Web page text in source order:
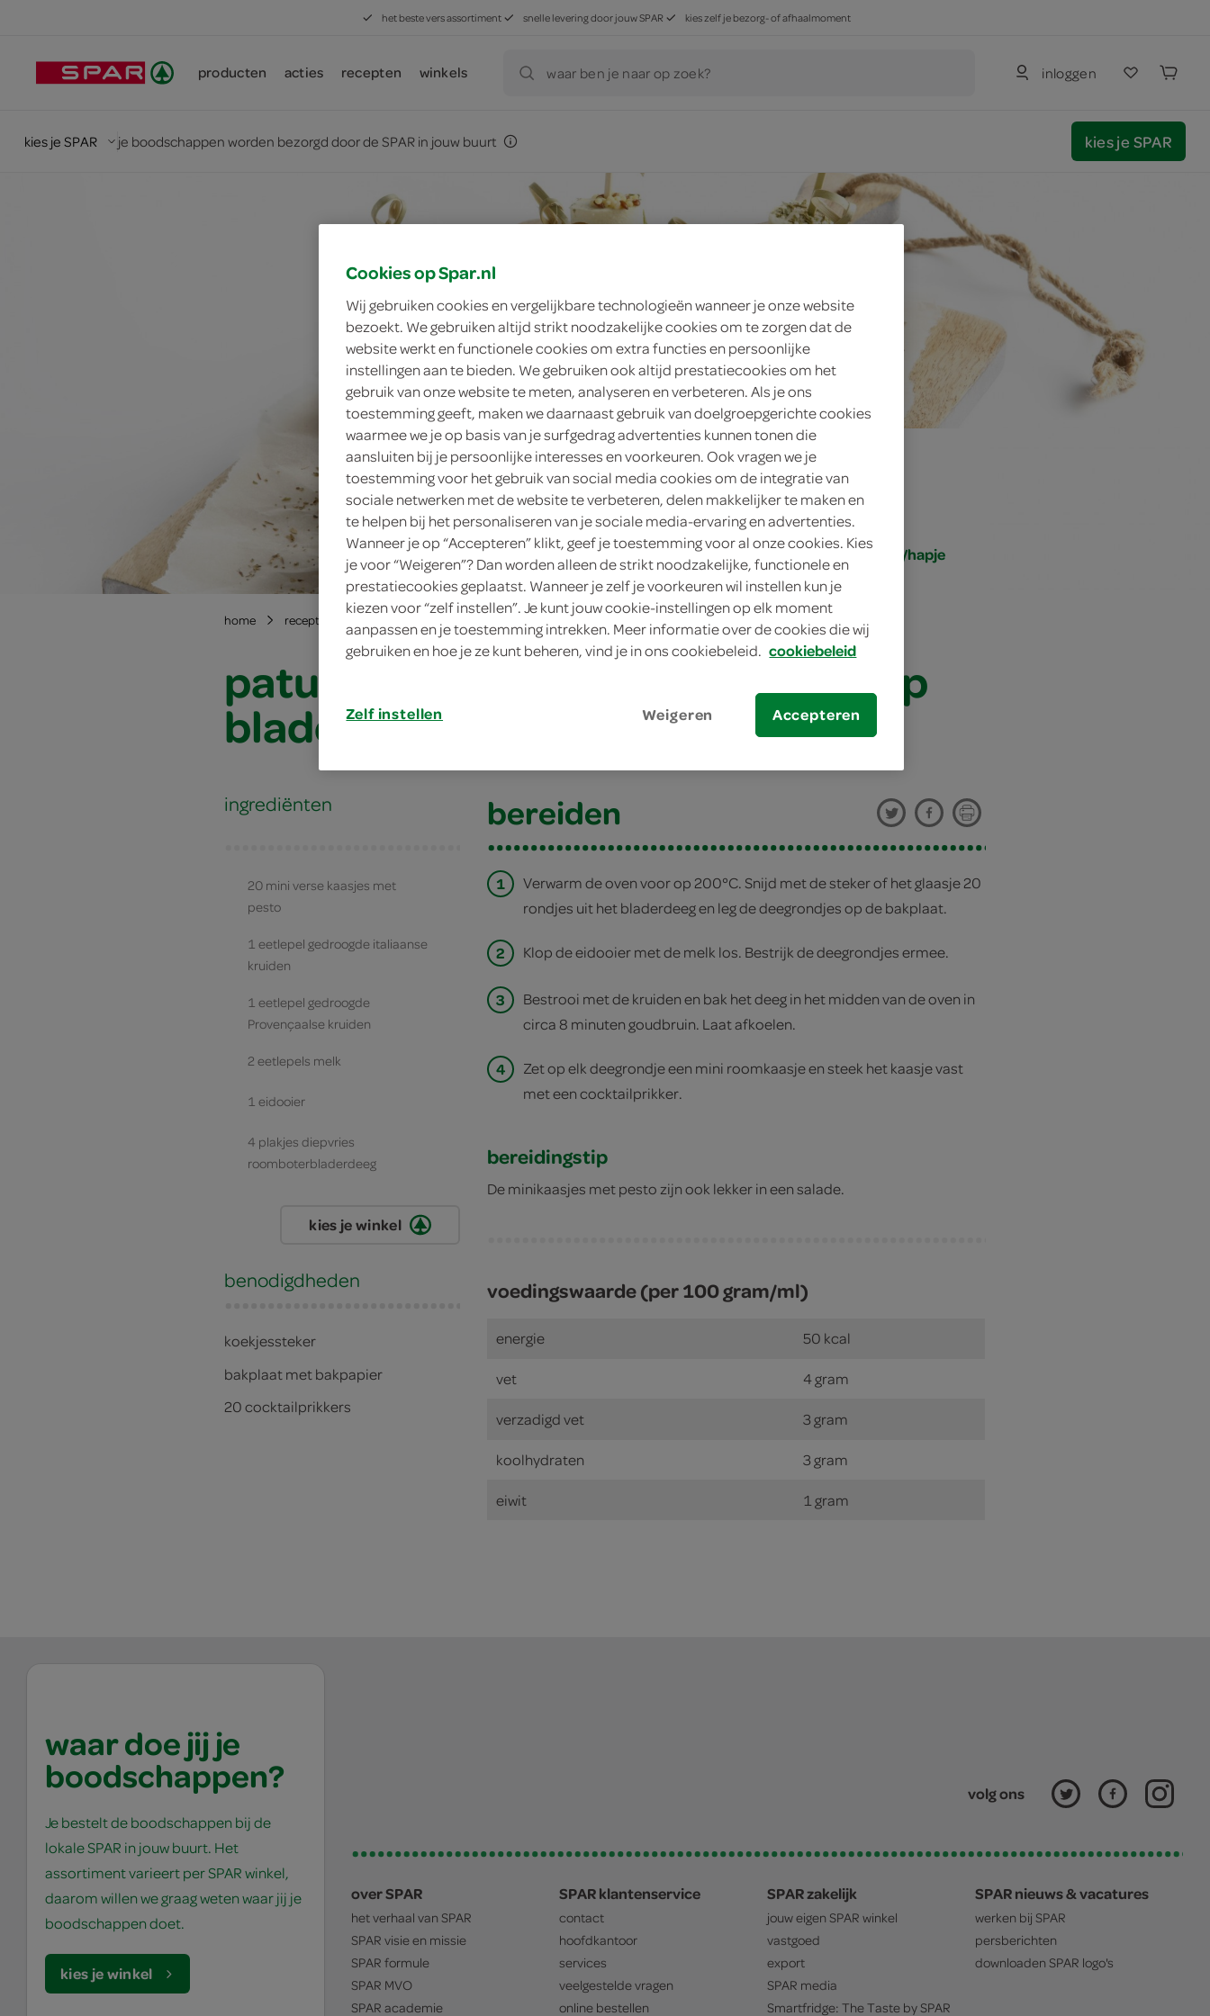
het beste vers assortiment snelle levering door jouw SPAR kies zelf je bezorg- of afhaalmoment
producten acties recepten winkels waar ben je naar op zoek? inloggen
kies je SPAR je boodschappen worden bezorgd door de SPAR in jouw buurt kies je SPAR
eenvoudig
20 min.
klein gerecht/snack, klein gerecht, klein gerecht/hapje
home recepten paturain minikaasjes met pesto op bladerdeeg
paturain minikaasjes met pesto op
bladerdeeg
ingrediënten
20 mini verse kaasjes met
pesto
1 eetlepel gedroogde italiaanse
kruiden
1 eetlepel gedroogde
Provençaalse kruiden
2 eetlepels melk
1 eidooier
4 plakjes diepvries
roomboterbladerdeeg
kies je winkel
benodigdheden
koekjessteker
bakplaat met bakpapier
20 cocktailprikkers
bereiden
1
Verwarm de oven voor op 200°C. Snijd met de steker of het glaasje 20
rondjes uit het bladerdeeg en leg de deegrondjes op de bakplaat.
2 Klop de eidooier met de melk los. Bestrijk de deegrondjes ermee.
3
Bestrooi met de kruiden en bak het deeg in het midden van de oven in
circa 8 minuten goudbruin. Laat afkoelen.
4
Zet op elk deegrondje een mini roomkaasje en steek het kaasje vast
met een cocktailprikker.
bereidingstip
De minikaasjes met pesto zijn ook lekker in een salade.
voedingswaarde (per 100 gram/ml)
energie 50 kcal
vet 4 gram
verzadigd vet 3 gram
koolhydraten 3 gram
eiwit 1 gram
waar doe jij je
boodschappen?
Je bestelt de boodschappen bij de
lokale SPAR in jouw buurt. Het
assortiment varieert per SPAR winkel,
daarom willen we graag weten waar jij je
boodschappen doet.
kies je winkel
volg ons
over SPAR
het verhaal van SPAR
SPAR visie en missie
SPAR formule
SPAR MVO
SPAR academie
SPAR klantenservice
contact
hoofdkantoor
services
veelgestelde vragen
online bestellen
SPAR zakelijk
jouw eigen SPAR winkel
vastgoed
export
SPAR media
Smartfridge: The Taste bySPAR
SPAR nieuws & vacatures
werken bij SPAR
persberichten
downloaden SPAR logo's
Cookies op Spar.nl
Wij gebruiken cookies en vergelijkbare technologieën wanneer je onze website
bezoekt. We gebruiken altijd strikt noodzakelijke cookies om te zorgen dat de
website werkt en functionele cookies om extra functies en persoonlijke
instellingen aan te bieden. We gebruiken ook altijd prestatiecookies om het
gebruik van onze website te meten, analyseren en verbeteren. Als je ons
toestemming geeft, maken we daarnaast gebruik van doelgroepgerichte cookies
waarmee we je op basis van je surfgedrag advertenties kunnen tonen die
aansluiten bij je persoonlijke interesses en voorkeuren. Ook vragen we je
toestemming voor het gebruik van social media cookies om de integratie van
sociale netwerken met de website te verbeteren, delen makkelijker te maken en
te helpen bij het personaliseren van je sociale media-ervaring en advertenties.
Wanneer je op “Accepteren” klikt, geef je toestemming voor al onze cookies. Kies
je voor “Weigeren”? Dan worden alleen de strikt noodzakelijke, functionele en
prestatiecookies geplaatst. Wanneer je zelf je voorkeuren wil instellen kun je
kiezen voor “zelf instellen”. Je kunt jouw cookie-instellingen op elk moment
aanpassen en je toestemming intrekken. Meer informatie over de cookies die wij
gebruiken en hoe je ze kunt beheren, vind je in ons cookiebeleid. cookiebeleid
Zelf instellen Weigeren Accepteren